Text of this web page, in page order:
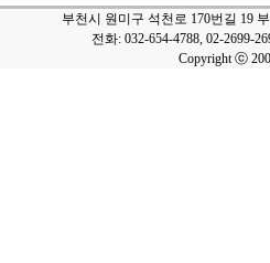
부천시 원미구 석천로 170번길 19
전화: 032-654-4788, 02-2699-
Copyright ⓒ